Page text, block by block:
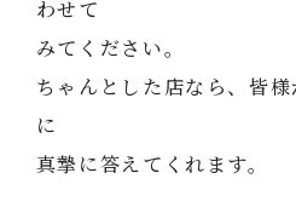
わせて
みてください。
ちゃんとした店なら、皆
に
真摯に答えてくれます。